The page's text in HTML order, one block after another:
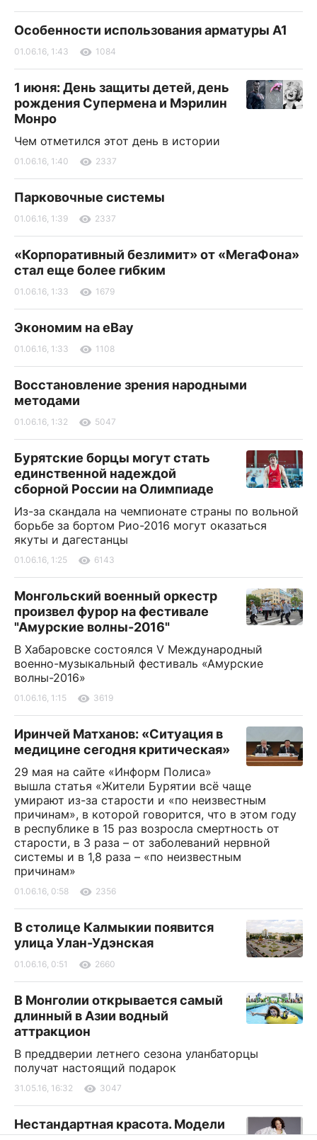
Особенности использования арматуры А1
01.06.16, 1:43 1084
1 июня: День защиты детей, день
рождения Супермена и Мэрилин
Монро
Чем отметился этот день в истории
01.06.16, 1:40 2337
Парковочные системы
01.06.16, 1:39 2337
«Корпоративный безлимит» от «МегаФона»
стал еще более гибким
01.06.16, 1:33 1679
Экономим на eBay
01.06.16, 1:33 1108
Восстановление зрения народными
методами
01.06.16, 1:32 5047
Бурятские борцы могут стать
единственной надеждой
сборной России на Олимпиаде
Из-за скандала на чемпионате страны по вольной
борьбе за бортом Рио-2016 могут оказаться
якуты и дагестанцы
01.06.16, 1:25 6143
Монгольский военный оркестр
произвел фурор на фестивале
"Амурские волны-2016"
В Хабаровске состоялся V Международный
военно-музыкальный фестиваль «Амурские
волны-2016»
01.06.16, 1:15 3619
Иринчей Матханов: «Ситуация в
медицине сегодня критическая»
29 мая на сайте «Информ Полиса»
вышла статья «Жители Бурятии всё чаще
умирают из-за старости и «по неизвестным
причинам», в которой говорится, что в этом году
в республике в 15 раз возросла смертность от
старости, в 3 раза – от заболеваний нервной
системы и в 1,8 раза – «по неизвестным
причинам»
01.06.16, 0:58 2356
В столице Калмыкии появится
улица Улан-Удэнская
01.06.16, 0:51 2660
В Монголии открывается самый
длинный в Азии водный
аттракцион
В преддверии летнего сезона уланбаторцы
получат настоящий подарок
31.05.16, 16:32 3047
Нестандартная красота. Модели